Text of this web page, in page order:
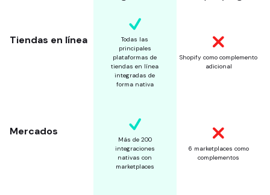
Tiendas en línea
Todas las
principales
plataformas de
tiendas en línea
integradas de
forma nativa
Shopify como complemento
adicional
Mercados
Más de 200
integraciones
nativas con
marketplaces
6 marketplaces como
complementos